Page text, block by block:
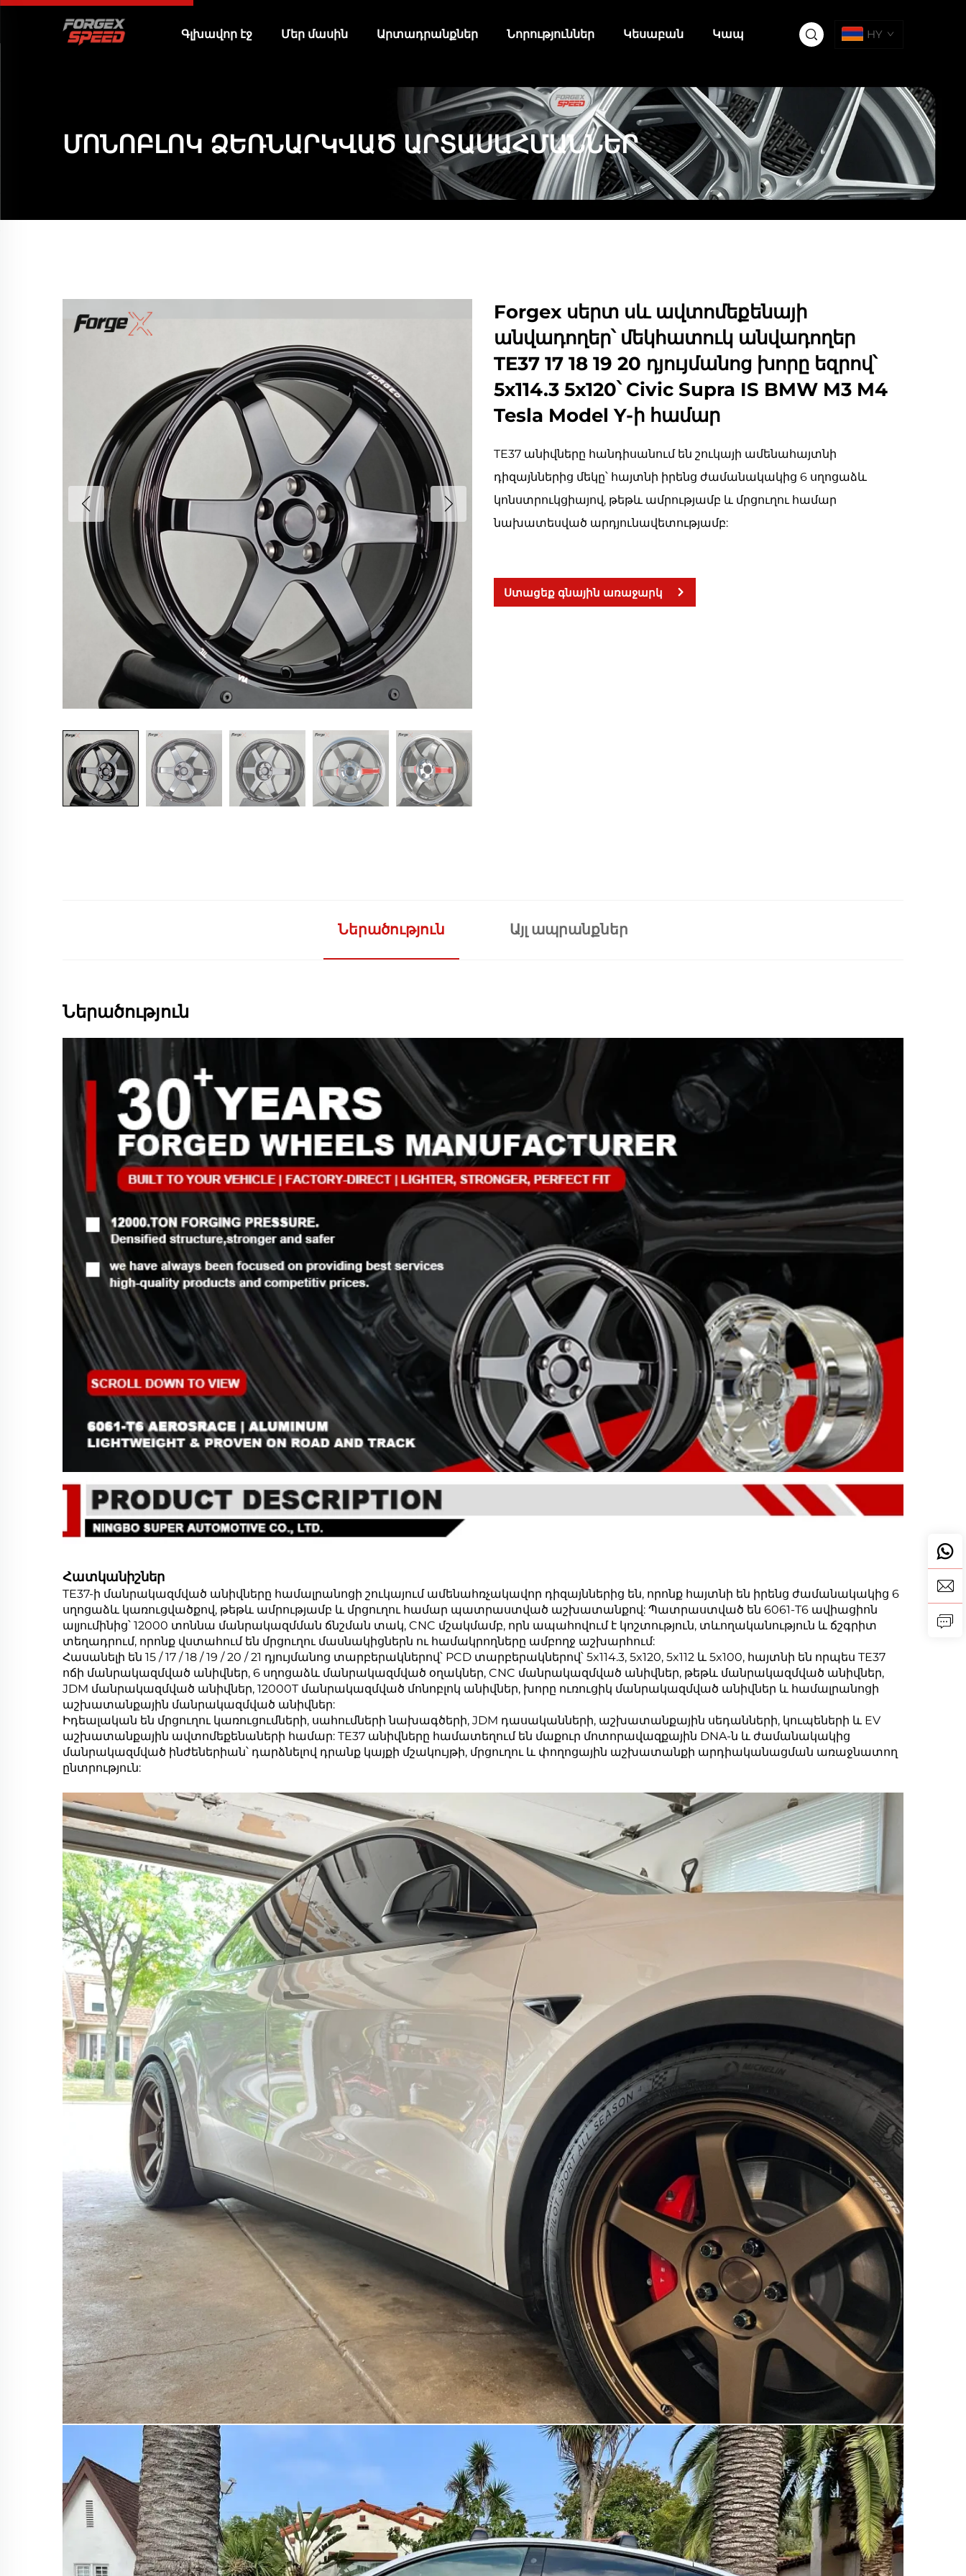
Գլխավոր էջ Մեր մասին Արտադրանքներ Նորություններ Կեսաբան Կապ HY
ՄՈՆՈԲԼՈԿ ՁԵՌՆԱՐԿՎԱԾ ԱՐՏԱՍԱՀՄԱՆՆԵՐ
Forgex սերտ սև ավտոմեքենայի
անվադողեր՝ մեկհատուկ անվադողեր
TE37 17 18 19 20 դյույմանոց խորը եզրով՝
5x114.3 5x120՝ Civic Supra IS BMW M3 M4
Tesla Model Y-ի համար
TE37 անիվները հանդիսանում են շուկայի ամենահայտնի
դիզայններից մեկը՝ հայտնի իրենց ժամանակակից 6 սղոցաձև
կոնստրուկցիայով, թեթև ամրությամբ և մրցուղու համար
նախատեսված արդյունավետությամբ:
Ստացեք գնային առաջարկ
Ներածություն Այլ ապրանքներ
Ներածություն
Հատկանիշներ
TE37-ի մանրակազմված անիվները համալրանոցի շուկայում ամենահռչակավոր դիզայններից են, որոնք հայտնի են իրենց ժամանակակից 6
սղոցաձև կառուցվածքով, թեթև ամրությամբ և մրցուղու համար պատրաստված աշխատանքով: Պատրաստված են 6061-T6 ավիացիոն
ալյումինից՝ 12000 տոննա մանրակազմման ճնշման տակ, CNC մշակմամբ, որն ապահովում է կոշտություն, տևողականություն և ճշգրիտ
տեղադրում, որոնք վստահում են մրցուղու մասնակիցներն ու համակրողները ամբողջ աշխարհում:
Հասանելի են 15 / 17 / 18 / 19 / 20 / 21 դյույմանոց տարբերակներով՝ PCD տարբերակներով՝ 5x114.3, 5x120, 5x112 և 5x100, հայտնի են որպես TE37
ոճի մանրակազմված անիվներ, 6 սղոցաձև մանրակազմված օղակներ, CNC մանրակազմված անիվներ, թեթև մանրակազմված անիվներ,
JDM մանրակազմված անիվներ, 12000T մանրակազմված մոնոբլոկ անիվներ, խորը ուռուցիկ մանրակազմված անիվներ և համալրանոցի
աշխատանքային մանրակազմված անիվներ:
Իդեալական են մրցուղու կառուցումների, սահումների նախագծերի, JDM դասականների, աշխատանքային սեդանների, կուպեների և EV
աշխատանքային ավտոմեքենաների համար: TE37 անիվները համատեղում են մաքուր մոտորավազքային DNA-ն և ժամանակակից
մանրակազմված ինժեներիան՝ դարձնելով դրանք կայքի մշակույթի, մրցուղու և փողոցային աշխատանքի արդիականացման առաջնատող
ընտրություն: